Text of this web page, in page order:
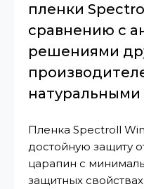
пленки
сравнению с
решениями
Пленка Spectroll
достойную защиту
царапин с
защитных